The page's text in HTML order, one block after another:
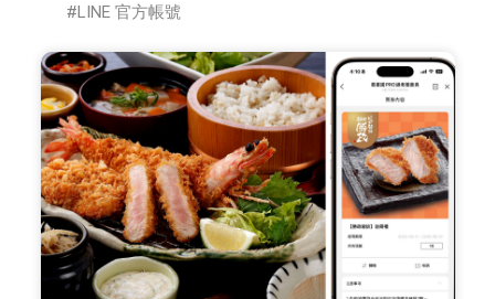
LINE 官方帳號